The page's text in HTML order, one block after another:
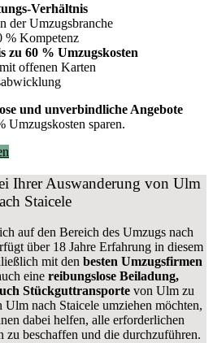
Verhältnis
der Umzugsbranche
% Kompetenz
zu 60 % Umzugskosten
offenen Karten
und unverbindliche Angebote
Umzugskosten sparen.
Ihrer Auswanderung von Ulm
Staicele
auf den Bereich des Umzugs nach
über 18 Jahre Erfahrung in diesem
mit den besten Umzugsfirmen
eine reibungslose Beiladung,
Stückguttransporte von Ulm zu
nach Staicele umziehen möchten,
dabei helfen, alle erforderlichen
zu beschaffen und die durchzuführen.